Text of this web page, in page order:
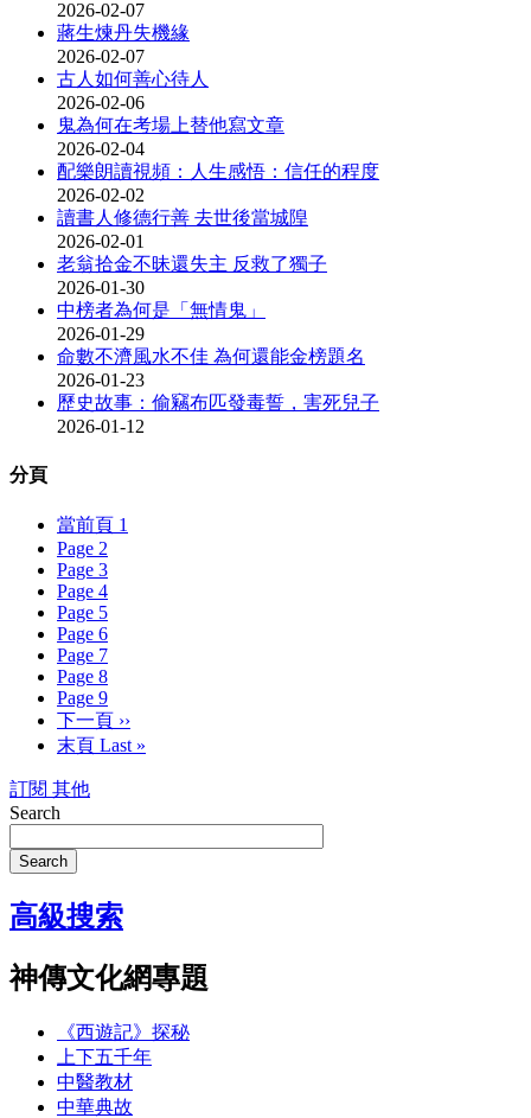
2026-02-07
蔣生煉丹失機緣
2026-02-07
古人如何善心待人
2026-02-06
鬼為何在考場上替他寫文章
2026-02-04
配樂朗讀視頻：人生感悟：信任的程度
2026-02-02
讀書人修德行善 去世後當城隍
2026-02-01
老翁拾金不昧還失主 反救了獨子
2026-01-30
中榜者為何是「無情鬼」
2026-01-29
命數不濟風水不佳 為何還能金榜題名
2026-01-23
歷史故事：偷竊布匹發毒誓，害死兒子
2026-01-12
分頁
當前頁 1
Page 2
Page 3
Page 4
Page 5
Page 6
Page 7
Page 8
Page 9
下一頁 ››
末頁 Last »
訂閱 其他
Search
Search
高級搜索
神傳文化網專題
《西遊記》探秘
上下五千年
中醫教材
中華典故